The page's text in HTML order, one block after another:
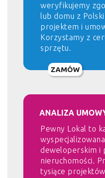
weryfikujemy
lub domu z
projektem i
Korzystamy z
sprzętu.
ZAMÓW
ANALIZA
Pewny Lokal to
deweloperskim i
nieruchomości.
tysiące